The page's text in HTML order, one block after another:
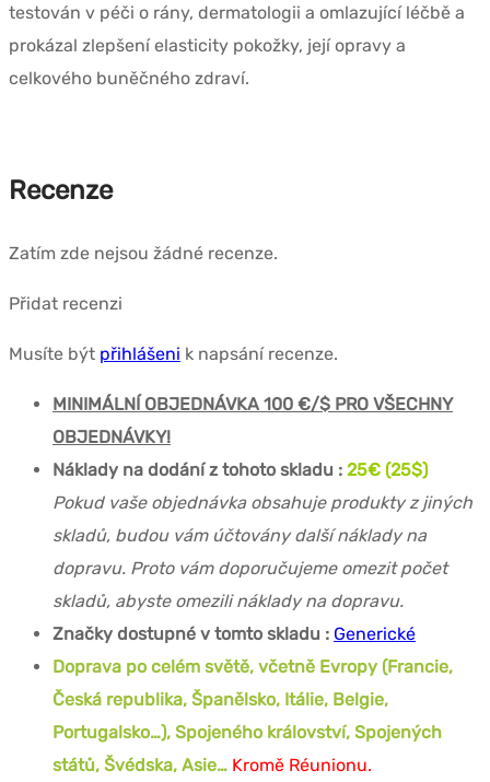
testován v péči o rány, dermatologii a omlazující léčbě a
prokázal zlepšení elasticity pokožky, její opravy a
celkového buněčného zdraví.
Recenze
Zatím zde nejsou žádné recenze.
Přidat recenzi
Musíte být přihlášeni k napsání recenze.
MINIMÁLNÍ OBJEDNÁVKA 100 €/$ PRO VŠECHNY
OBJEDNÁVKY!
Náklady na dodání z tohoto skladu : 25€ (25$)
Pokud vaše objednávka obsahuje produkty z jiných
skladů, budou vám účtovány další náklady na
dopravu. Proto vám doporučujeme omezit počet
skladů, abyste omezili náklady na dopravu.
Značky dostupné v tomto skladu : Generické
Doprava po celém světě, včetně Evropy (Francie,
Česká republika, Španělsko, Itálie, Belgie,
Portugalsko…), Spojeného království, Spojených
států, Švédska, Asie… Kromě Réunionu.